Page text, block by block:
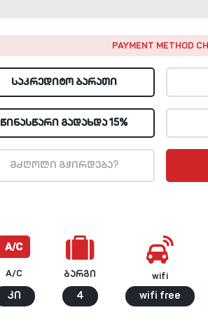
PAYMENT METHOD CH
ᲡᲐᲙᲠᲔᲓᲘᲢᲝ ᲑᲐᲠᲐᲗᲘ
ᲬᲘᲜᲐᲡᲬᲐᲠᲘ ᲒᲐᲓᲐᲮᲓᲐ 15%
მძღოლი გჭირდება?
A/C
კი
ბარგი
4
wifi
wifi free